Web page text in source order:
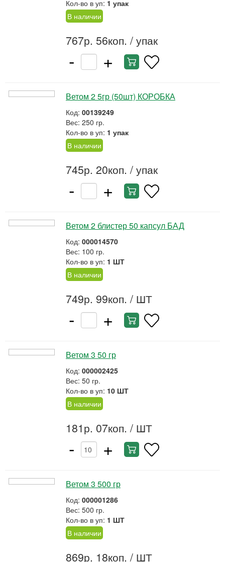
Кол-во в уп: 1 упак
В наличии
767р. 56коп. / упак
- +
Ветом 2 5гр (50шт) КОРОБКА
Код: 00139249
Вес: 250 гр.
Кол-во в уп: 1 упак
В наличии
745р. 20коп. / упак
- +
Ветом 2 блистер 50 капсул БАД
Код: 000014570
Вес: 100 гр.
Кол-во в уп: 1 ШТ
В наличии
749р. 99коп. / ШТ
- +
Ветом 3 50 гр
Код: 000002425
Вес: 50 гр.
Кол-во в уп: 10 ШТ
В наличии
181р. 07коп. / ШТ
- +
Ветом 3 500 гр
Код: 000001286
Вес: 500 гр.
Кол-во в уп: 1 ШТ
В наличии
869р. 18коп. / ШТ